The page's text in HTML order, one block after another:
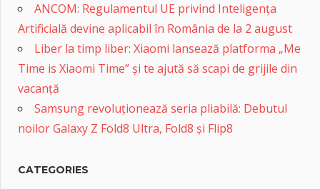
ANCOM: Regulamentul UE privind Inteligența
Artificială devine aplicabil în România de la 2 august
Liber la timp liber: Xiaomi lansează platforma „Me
Time is Xiaomi Time” și te ajută să scapi de grijile din
vacanță
Samsung revoluționează seria pliabilă: Debutul
noilor Galaxy Z Fold8 Ultra, Fold8 și Flip8
CATEGORIES